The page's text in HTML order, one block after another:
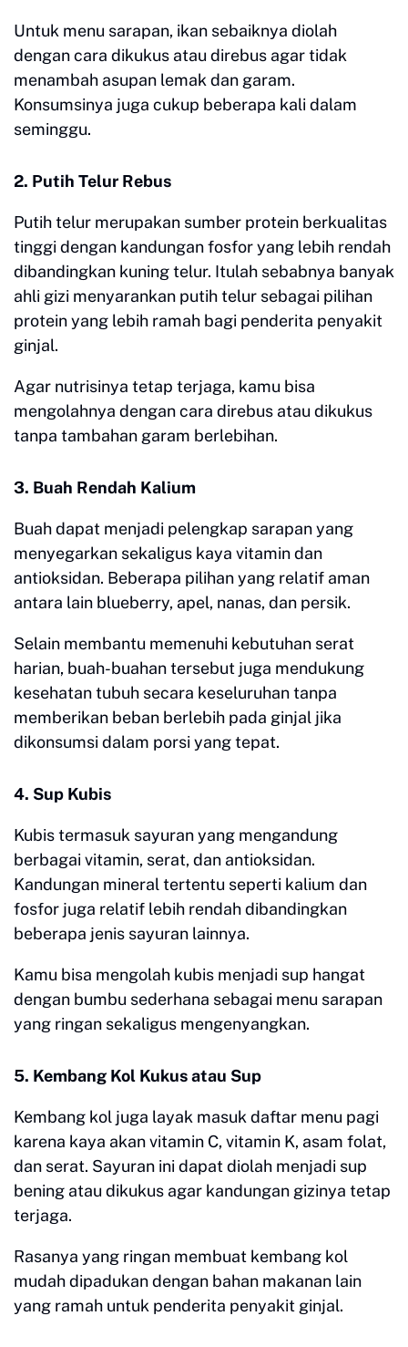
Untuk menu sarapan, ikan sebaiknya diolah
dengan cara dikukus atau direbus agar tidak
menambah asupan lemak dan garam.
Konsumsinya juga cukup beberapa kali dalam
seminggu.
2. Putih Telur Rebus
Putih telur merupakan sumber protein berkualitas
tinggi dengan kandungan fosfor yang lebih rendah
dibandingkan kuning telur. Itulah sebabnya banyak
ahli gizi menyarankan putih telur sebagai pilihan
protein yang lebih ramah bagi penderita penyakit
ginjal.
Agar nutrisinya tetap terjaga, kamu bisa
mengolahnya dengan cara direbus atau dikukus
tanpa tambahan garam berlebihan.
3. Buah Rendah Kalium
Buah dapat menjadi pelengkap sarapan yang
menyegarkan sekaligus kaya vitamin dan
antioksidan. Beberapa pilihan yang relatif aman
antara lain blueberry, apel, nanas, dan persik.
Selain membantu memenuhi kebutuhan serat
harian, buah-buahan tersebut juga mendukung
kesehatan tubuh secara keseluruhan tanpa
memberikan beban berlebih pada ginjal jika
dikonsumsi dalam porsi yang tepat.
4. Sup Kubis
Kubis termasuk sayuran yang mengandung
berbagai vitamin, serat, dan antioksidan.
Kandungan mineral tertentu seperti kalium dan
fosfor juga relatif lebih rendah dibandingkan
beberapa jenis sayuran lainnya.
Kamu bisa mengolah kubis menjadi sup hangat
dengan bumbu sederhana sebagai menu sarapan
yang ringan sekaligus mengenyangkan.
5. Kembang Kol Kukus atau Sup
Kembang kol juga layak masuk daftar menu pagi
karena kaya akan vitamin C, vitamin K, asam folat,
dan serat. Sayuran ini dapat diolah menjadi sup
bening atau dikukus agar kandungan gizinya tetap
terjaga.
Rasanya yang ringan membuat kembang kol
mudah dipadukan dengan bahan makanan lain
yang ramah untuk penderita penyakit ginjal.